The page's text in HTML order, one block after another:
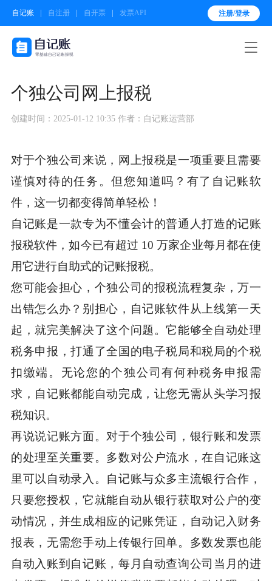
自记账 自注册 自开票 发票API 注册/登录

个独公司网上报税
创建时间：2025-01-12 10:35 作者：自记账运营部
对于个独公司来说，网上报税是一项重要且需要
谨慎对待的任务。但您知道吗？有了自记账软
件，这一切都变得简单轻松！
自记账是一款专为不懂会计的普通人打造的记账
报税软件，如今已有超过 10 万家企业每月都在使
用它进行自助式的记账报税。
您可能会担心，个独公司的报税流程复杂，万一
出错怎么办？别担心，自记账软件从上线第一天
起，就完美解决了这个问题。它能够全自动处理
税务申报，打通了全国的电子税局和税局的个税
扣缴端。无论您的个独公司有何种税务申报需
求，自记账都能自动完成，让您无需从头学习报
税知识。
再说说记账方面。对于个独公司，银行账和发票
的处理至关重要。多数对公户流水，在自记账这
里可以自动录入。自记账与众多主流银行合作，
只要您授权，它就能自动从银行获取对公户的变
动情况，并生成相应的记账凭证，自动记入财务
报表，无需您手动上传银行回单。多数发票也能
自动入账到自记账，每月自动查询公司当月的进